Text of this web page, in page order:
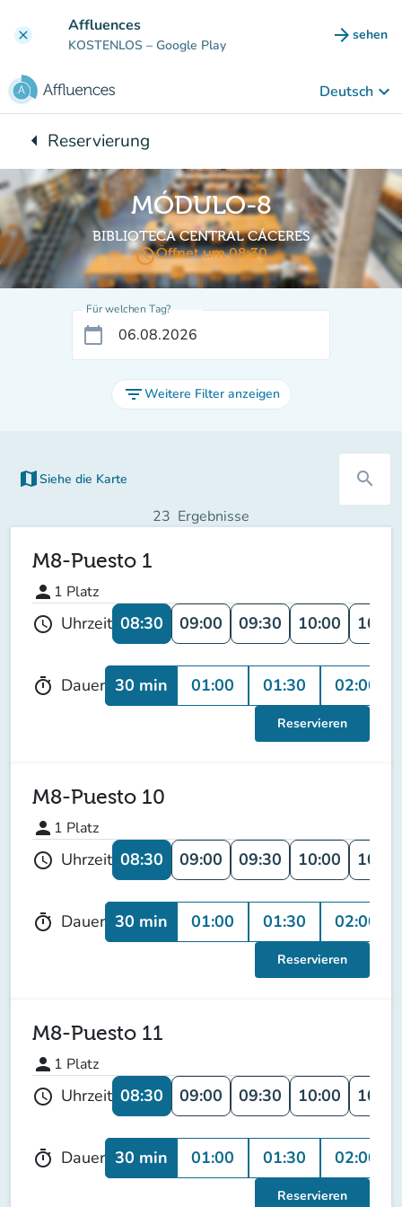
clear Affluences
KOSTENLOS – Google Play arrow_forward sehen
(new
Deutsch keyboard_arrow_down
arrow_leftZurück zu:
Reservierung
MÓDULO-8
BIBLIOTECA CENTRAL CÁCERES
access_timeÖffnet um 08:30
Für welchen Tag?
calendar_today
filter_listWeitere Filter anzeigen
map Siehe die Karte
(new tab) search
23 Ergebnisse
M8-Puesto 1
person 1 Platz
schedule Uhrzeit 08:30 09:00 09:30 10:00 10:30
timer Dauer 30 min 01:00 01:30 02:00
Reservieren
M8-Puesto 10
person 1 Platz
schedule Uhrzeit 08:30 09:00 09:30 10:00 10:30
timer Dauer 30 min 01:00 01:30 02:00
Reservieren
M8-Puesto 11
person 1 Platz
schedule Uhrzeit 08:30 09:00 09:30 10:00 10:30
timer Dauer 30 min 01:00 01:30 02:00
Reservieren